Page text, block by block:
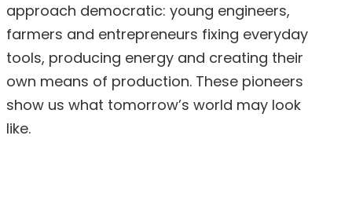
approach democratic: young engineers,
farmers and entrepreneurs fixing everyday
tools, producing energy and creating their
own means of production. These pioneers
show us what tomorrow’s world may look
like.